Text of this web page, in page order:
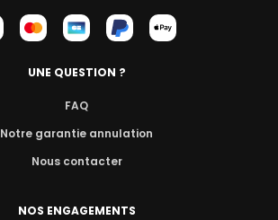
UNE QUESTION ?
FAQ
Notre garantie annulation
Nous contacter
NOS ENGAGEMENTS